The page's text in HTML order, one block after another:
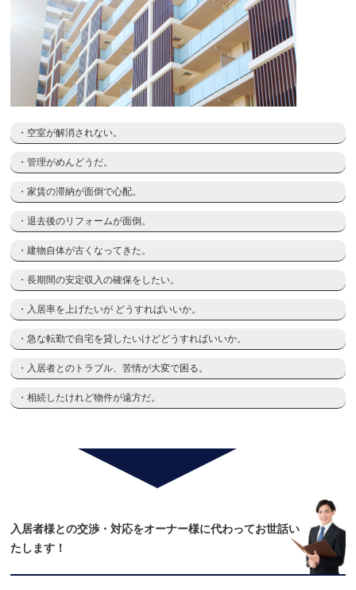
・空室が解消されない。
・管理がめんどうだ。
・家賃の滞納が面倒で心配。
・退去後のリフォームが面倒。
・建物自体が古くなってきた。
・長期間の安定収入の確保をしたい。
・入居率を上げたいが どうすればいいか。
・急な転勤で自宅を貸したいけどどうすればいいか。
・入居者とのトラブル、苦情が大変で困る。
・相続したけれど物件が遠方だ。
入居者様との交渉・対応をオーナー様に代わってお世話い
たします！